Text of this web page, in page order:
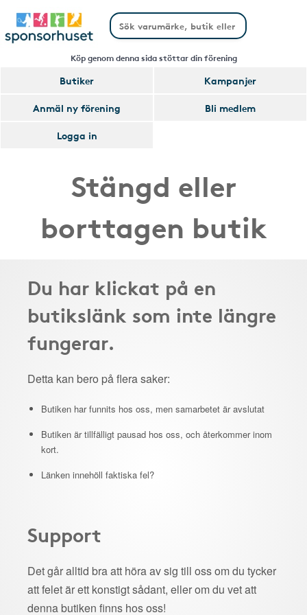
Köp genom denna sida stöttar din förening
Butiker
Kampanjer
Anmäl ny förening
Bli medlem
Logga in
Stängd eller
borttagen butik
Du har klickat på en
butikslänk som inte längre
fungerar.
Detta kan bero på flera saker:
Butiken har funnits hos oss, men samarbetet är avslutat
Butiken är tillfälligt pausad hos oss, och återkommer inom
kort.
Länken innehöll faktiska fel?
Support
Det går alltid bra att höra av sig till oss om du tycker
att felet är ett konstigt sådant, eller om du vet att
denna butiken finns hos oss!